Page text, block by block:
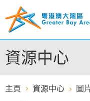
至
容
的
開
資源中心
主頁 資源中心 圖